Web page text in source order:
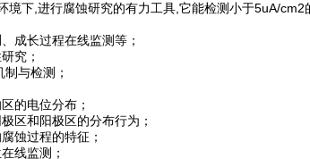
境下,进行腐蚀研究的有力工具,它能检测小于5uA/cm2
长过程在线监测等；
究；
与检测；
的电位分布；
和阳极区的分布行为；
蚀过程的特征；
线监测；